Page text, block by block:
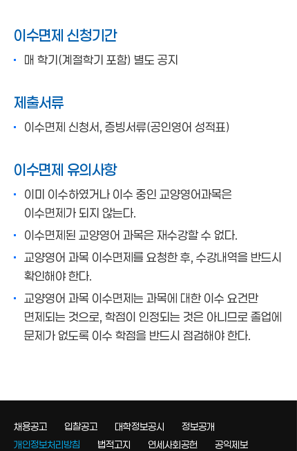
이수면제 신청기간
매 학기(계절학기 포함) 별도 공지
제출서류
이수면제 신청서, 증빙서류(공인영어 성적표)
이수면제 유의사항
이미 이수하였거나 이수 중인 교양영어과목은
이수면제가 되지 않는다.
이수면제된 교양영어 과목은 재수강할 수 없다.
교양영어 과목 이수면제를 요청한 후, 수강내역을 반드시
확인해야 한다.
교양영어 과목 이수면제는 과목에 대한 이수 요건만
면제되는 것으로, 학점이 인정되는 것은 아니므로 졸업에
문제가 없도록 이수 학점을 반드시 점검해야 한다.
채용공고 입찰공고 대학정보공시
정보공개
개인정보처리방침
법적고지 연세사회공헌
공익제보